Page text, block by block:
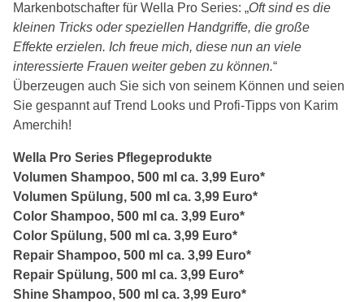
Markenbotschafter für Wella Pro Series: „Oft sind es die
kleinen Tricks oder speziellen Handgriffe, die große
Effekte erzielen. Ich freue mich, diese nun an viele
interessierte Frauen weiter geben zu können.“
Überzeugen auch Sie sich von seinem Können und seien
Sie gespannt auf Trend Looks und Profi-Tipps von Karim
Amerchih!
Wella Pro Series Pflegeprodukte
Volumen Shampoo, 500 ml ca. 3,99 Euro*
Volumen Spülung, 500 ml ca. 3,99 Euro*
Color Shampoo, 500 ml ca. 3,99 Euro*
Color Spülung, 500 ml ca. 3,99 Euro*
Repair Shampoo, 500 ml ca. 3,99 Euro*
Repair Spülung, 500 ml ca. 3,99 Euro*
Shine Shampoo, 500 ml ca. 3,99 Euro*